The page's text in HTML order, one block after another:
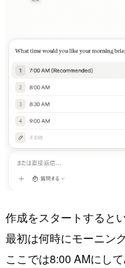
作成をスタートすると
最初は何時にモーニン
ここでは8:00 AMにして